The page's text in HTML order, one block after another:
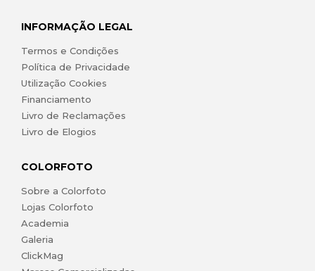
INFORMAÇÃO LEGAL
Termos e Condições
Política de Privacidade
Utilização Cookies
Financiamento
Livro de Reclamações
Livro de Elogios
COLORFOTO
Sobre a Colorfoto
Lojas Colorfoto
Academia
Galeria
ClickMag